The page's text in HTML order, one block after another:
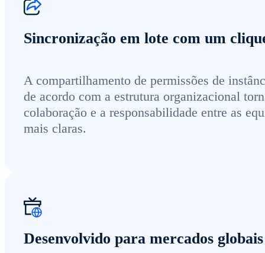
Sincronização em lote com um
A compartilhamento de permissões de
de acordo com a estrutura organizacional
colaboração e a responsabilidade entre as
mais claras.
Desenvolvido para mercados globais